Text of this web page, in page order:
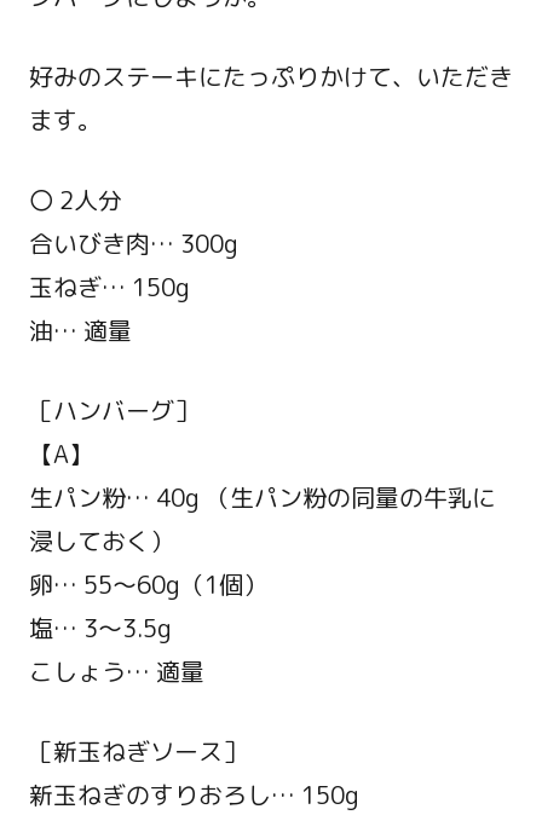
好みのステーキにたっぷりかけて、いただき
ます。
〇 2人分
合いびき肉… 300g
玉ねぎ… 150g
油… 適量
［ハンバーグ］
【A】
生パン粉… 40g （生パン粉の同量の牛乳に
浸しておく）
卵… 55～60g（1個）
塩… 3～3.5g
こしょう… 適量
［新玉ねぎソース］
新玉ねぎのすりおろし… 150g